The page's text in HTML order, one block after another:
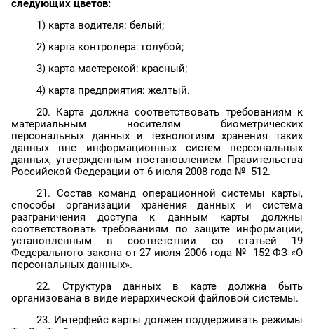
следующих цветов:
1) карта водителя: белый;
2) карта контролера: голубой;
3) карта мастерской: красный;
4) карта предприятия: желтый.
20. Карта должна соответствовать требованиям к
материальным носителям биометрических
персональных данных и технологиям хранения таких
данных вне информационных систем персональных
данных, утвержденным постановлением Правительства
Российской Федерации от 6 июля 2008 года № 512.
21. Состав команд операционной системы карты,
способы организации хранения данных и система
разграничения доступа к данным карты должны
соответствовать требованиям по защите информации,
установленным в соответствии со статьей 19
Федерального закона от 27 июля 2006 года №
152-ФЗ «О
персональных данных».
22. Структура данных в карте должна быть
организована в виде иерархической файловой системы.
23. Интерфейс карты должен поддерживать режимы